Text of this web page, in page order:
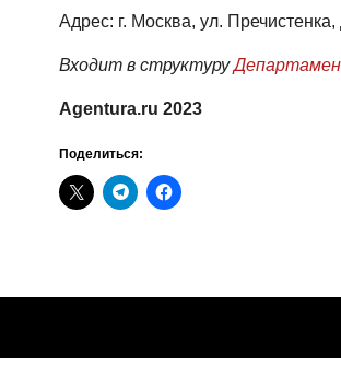
Адрес: г. Москва, ул. Пречистенка,
Входит в структуру
Agentura.ru 2023
Поделиться: